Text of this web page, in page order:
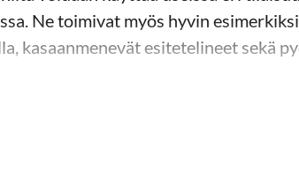
Ne toimivat myös hyvin
kasaanmenevät esitetelineet sekä